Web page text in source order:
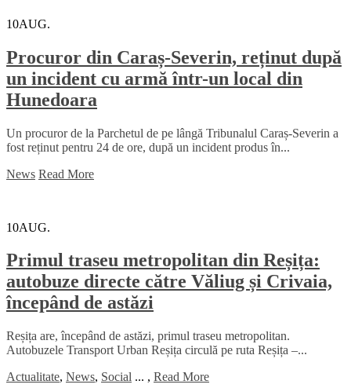
10AUG.
Procuror din Caraș-Severin, reținut după
un incident cu armă într-un local din
Hunedoara
Un procuror de la Parchetul de pe lângă Tribunalul Caraș-Severin a
fost reținut pentru 24 de ore, după un incident produs în...
News Read More
10AUG.
Primul traseu metropolitan din Reșița:
autobuze directe către Văliug și Crivaia,
începând de astăzi
Reșița are, începând de astăzi, primul traseu metropolitan.
Autobuzele Transport Urban Reșița circulă pe ruta Reșița –...
Actualitate, News, Social ... , Read More